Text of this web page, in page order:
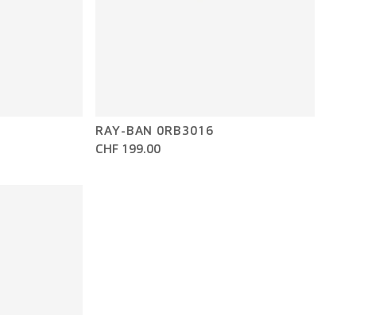
RAY-BAN 0RB3016
CHF 199.00